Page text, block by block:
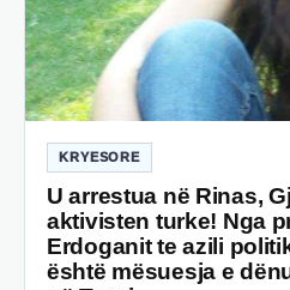
KRYESORE
U arrestua në Rinas,
aktivisten turke! Nga
Erdoganit te azili
është mësuesja e